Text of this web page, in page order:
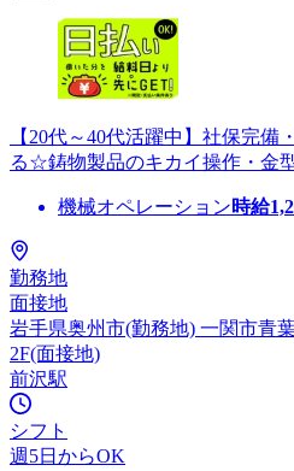
【20代～40代活躍中】社保完
る☆鋳物製品のキカイ操作・金
機械オペレーション時給
勤務地
面接地
岩手県奥州市(勤務地) 一関市青
2F(面接地)
前沢駅
シフト
週5日からOK